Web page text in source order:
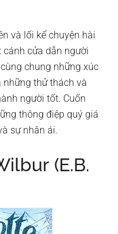
và lối kể chuyện hài
cánh cửa dẫn người
chung những xúc
những thử thách và
người tốt. Cuốn
thông điệp quý giá
sự nhân ái.
(E.B.